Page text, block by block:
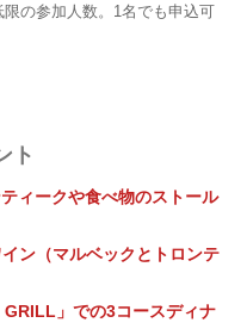
の参加人数。1名でも申込可
ト
ィークや食べ物のストール
ン（マルベックとトロンテ
GRILL」での3コースディナ